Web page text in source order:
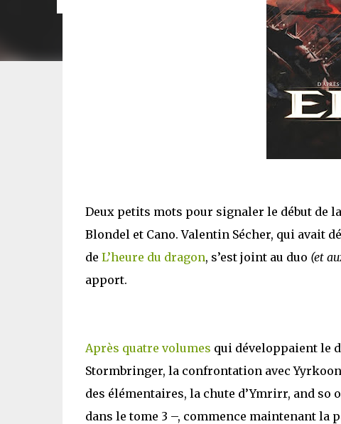
Deux petits mots pour signaler le début de
Blondel et Cano. Valentin Sécher, qui avait
de L’heure du dragon, s’est joint au duo (et
apport.
Après quatre volumes qui développaient le
Stormbringer, la confrontation avec
des élémentaires, la chute d’Ymrirr, and so
dans le tome 3 –, commence maintenant la